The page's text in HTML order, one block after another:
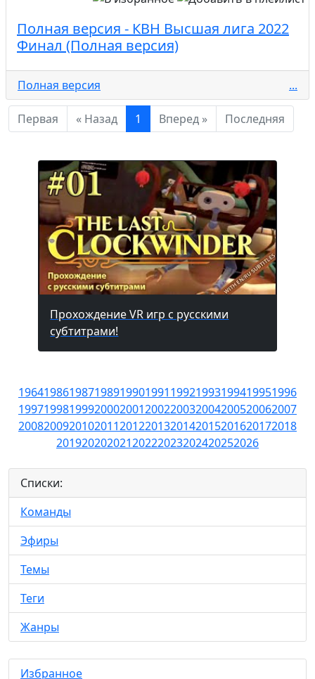
Полная версия - КВН Высшая лига 2022
Финал (Полная версия)
Полная версия ...
Первая « Назад 1 Вперед » Последняя
Прохождение VR игр с русскими
субтитрами!
19641986198719891990199119921993199419951996
19971998199920002001200220032004200520062007
20082009201020112012201320142015201620172018
20192020202120222023202420252026
Списки:
Команды
Эфиры
Темы
Теги
Жанры
Избранное